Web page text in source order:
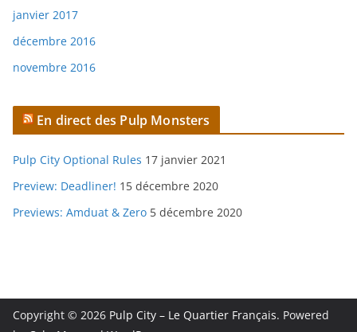
janvier 2017
décembre 2016
novembre 2016
En direct des Pulp Monsters
Pulp City Optional Rules 17 janvier 2021
Preview: Deadliner! 15 décembre 2020
Previews: Amduat & Zero 5 décembre 2020
Copyright © 2026 Pulp City – Le Quartier Français. Powered